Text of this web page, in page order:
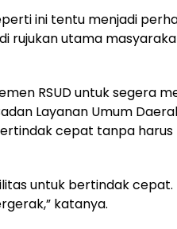
ini tentu menjadi
rujukan utama
RSUD untuk segera
Layanan Umum
cepat tanpa
untuk bertindak
katanya.